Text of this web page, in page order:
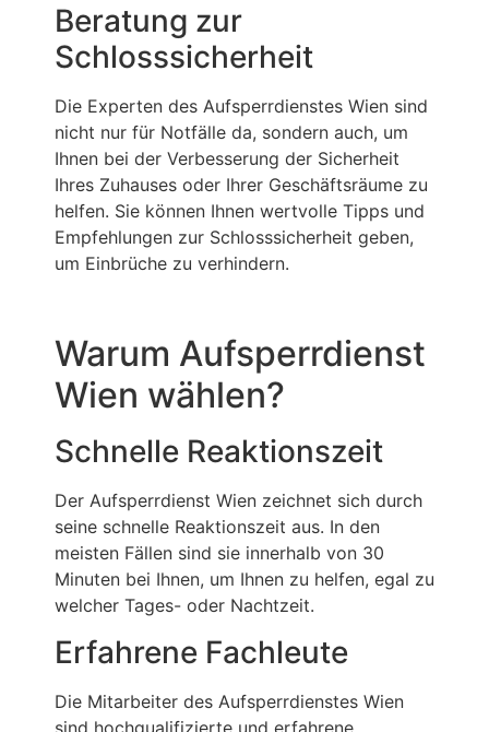
Beratung zur
Schlosssicherheit
Die Experten des Aufsperrdienstes Wien sind
nicht nur für Notfälle da, sondern auch, um
Ihnen bei der Verbesserung der Sicherheit
Ihres Zuhauses oder Ihrer Geschäftsräume zu
helfen. Sie können Ihnen wertvolle Tipps und
Empfehlungen zur Schlosssicherheit geben,
um Einbrüche zu verhindern.
Warum Aufsperrdienst
Wien wählen?
Schnelle Reaktionszeit
Der Aufsperrdienst Wien zeichnet sich durch
seine schnelle Reaktionszeit aus. In den
meisten Fällen sind sie innerhalb von 30
Minuten bei Ihnen, um Ihnen zu helfen, egal zu
welcher Tages- oder Nachtzeit.
Erfahrene Fachleute
Die Mitarbeiter des Aufsperrdienstes Wien
sind hochqualifizierte und erfahrene